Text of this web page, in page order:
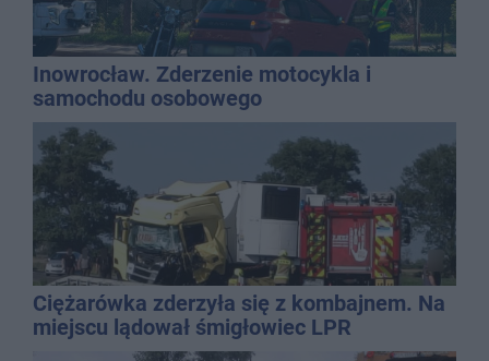
Inowrocław. Zderzenie motocykla i
samochodu osobowego
Ciężarówka zderzyła się z kombajnem. Na
miejscu lądował śmigłowiec LPR